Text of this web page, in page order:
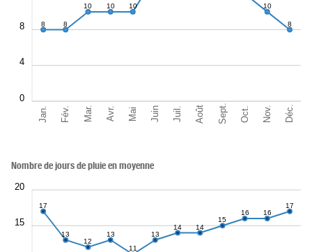
Jan. Fév. Mar. Avr. Mai Juin Juil. Août Sept. Oct. Nov. Déc.
0
4
8 8 8
10 10 10 10
8
15
20
Nombre de jours de pluie en moyenne
17
13
12
13
11
13
14 14
15
16 16
17